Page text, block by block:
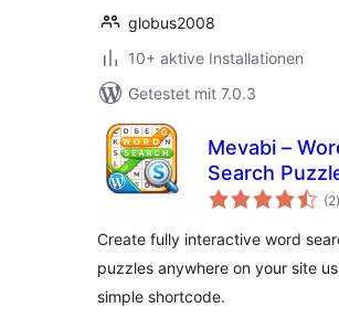
globus2008
10+ aktive Installationen
Getestet mit 7.0.3
Mevabi –
Search
Builder
(2)
Create fully interactive word
puzzles anywhere on your site
simple shortcode.